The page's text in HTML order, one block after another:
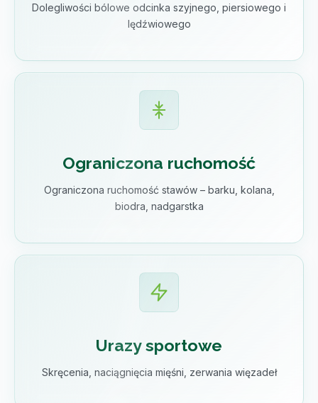
Dolegliwości bólowe odcinka szyjnego, piersiowego i
lędźwiowego
Ograniczona ruchomość
Ograniczona ruchomość stawów – barku, kolana,
biodra, nadgarstka
Urazy sportowe
Skręcenia, naciągnięcia mięśni, zerwania więzadeł